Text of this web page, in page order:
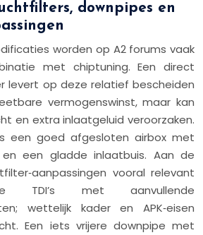
downpipes en
worden op A2 forums vaak
met chiptuning. Een direct
levert op deze relatief bescheiden
vermogenswinst, maar kan
en extra inlaatgeluid veroorzaken.
een goed afgesloten airbox met
een gladde inlaatbuis. Aan de
vooral relevant
met aanvullende
wettelijk kader en APK‑eisen
Een iets vrijere downpipe met